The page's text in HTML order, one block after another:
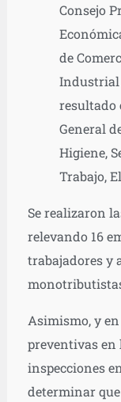
Consejo
de
Industrial
resultado
General
Higiene,
Trabajo,
Se realizaron
relevando 16
trabajadores y
Asimismo, y
preventivas en
inspecciones
determinar